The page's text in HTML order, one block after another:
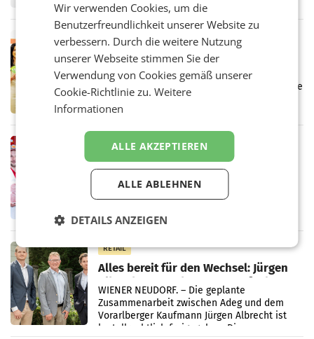
wieder Gewinn gemacht und die
Markterwartung deutlich übertroffen.
RETAIL
Eine Bühne für Zirkularität: ARA und
Müller informieren am POS über
Kreislauffähigkeit
Über den gesamten August hinweg rücken die
Altstoff Recycling Austria AG (ARA) und der
Handelskonzern Müller die Initiative
RETAIL
Penny modernisiert zwei Filialen in
Ober- und Niederösterreich
WIENER NEUDORF. – Im Rahmen einer
laufenden Modernisierungsoffensive
Oberösterreich. Die beiden Standorte liegen
RETAIL
Alles bereit für den Wechsel: Jürgen
Albrecht setzt ab 1.1.2027 auf Adeg
WIENER NEUDORF. – Die geplante
Zusammenarbeit zwischen Adeg und dem
Vorarlberger Kaufmann Jürgen Albrecht ist
kartellrechtlich freigegeben: Die
Wir verwenden Cookies, um die
Benutzerfreundlichkeit unserer Website zu
verbessern. Durch die weitere Nutzung
unserer Webseite stimmen Sie der
Verwendung von Cookies gemäß unserer
Cookie-Richtlinie zu.Weitere
Informationen
ALLE AKZEPTIEREN
ALLE ABLEHNEN
DETAILS ANZEIGEN